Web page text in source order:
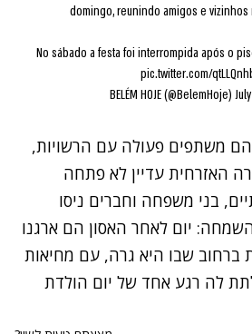
domingo, reunindo amigos e vizinhos
No sábado a festa foi interrompida após o
pic.twitter.com/
הם משתפים פעולה עם הרשויות,
האזרחית עדיין לא פתחה
בני משפחה וחברים ניסו
יום לאחר האסון הם ארגנו
ברחוב שבו היא גרה, עם מחיאות
לתת לה רגע אחד של יום הולדת